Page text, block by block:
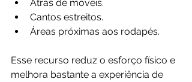
Atrás de móveis.
Cantos estreitos.
Áreas próximas aos rodapés.
Esse recurso reduz o esforço físico e
melhora bastante a experiência de